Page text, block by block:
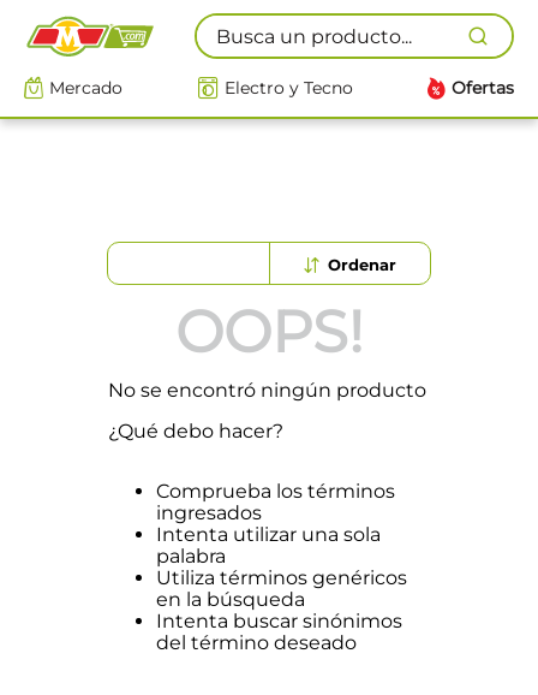
Busca un producto...
Mercado Electro y Tecno Ofertas
OOPS!
No se encontró ningún producto
¿Qué debo hacer?
Comprueba los términos
ingresados
Intenta utilizar una sola
palabra
Utiliza términos genéricos
en la búsqueda
Intenta buscar sinónimos
del término deseado